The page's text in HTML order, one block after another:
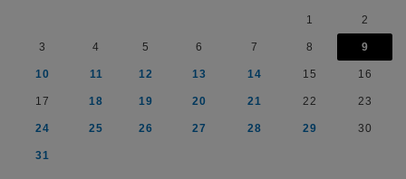
1 2
3 4 5 6 7 8 9
10 11 12 13 14 15 16
17 18 19 20 21 22 23
24 25 26 27 28 29 30
31